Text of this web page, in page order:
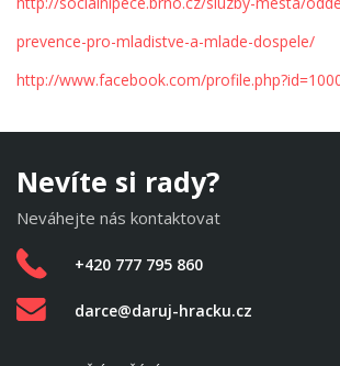
prevence-pro-mladistve-a-mlade-dospele/
http://www.facebook.com/
Nevíte si rady?
Neváhejte nás kontaktovat
+420 777 795 860
darce@daruj-hracku.cz